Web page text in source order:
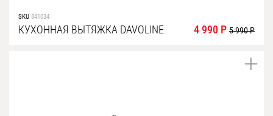
SKU 841034
КУХОННАЯ ВЫТЯЖКА DAVOLINE 4 990 Р 5 990 Р